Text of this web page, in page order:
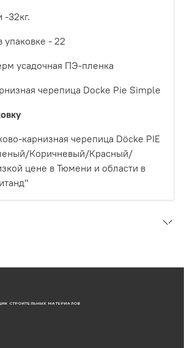
-32кг.
упаковке - 22
усадочная ПЭ-пленка
черепица Docke Pie Simple
карнизная черепица Döcke PIE
Коричневый/Красный/
цене в Тюмени и области в
СТРОИТЕЛЬНЫХ МАТЕРИАЛОВ